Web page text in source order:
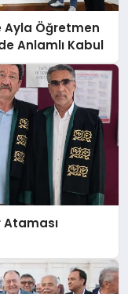
Ayla Öğretmen
Anlamlı Kabul
Ataması